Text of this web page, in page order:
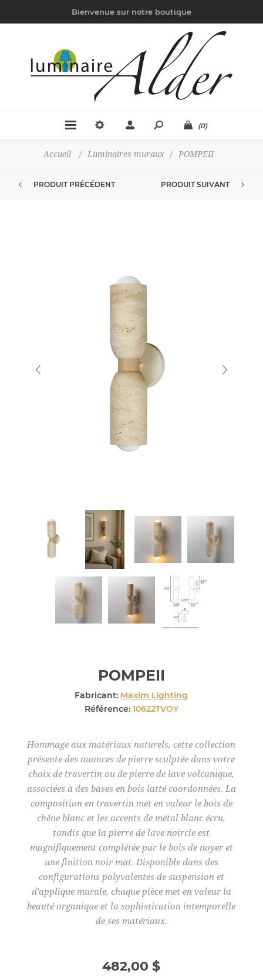
Bienvenue sur notre boutique
(0)
Accueil / Luminaires muraux / POMPEII
PRODUIT PRÉCÉDENT PRODUIT SUIVANT
POMPEII
Fabricant: Maxim Lighting
Référence: 10622TVOY
Hommage aux matériaux naturels, cette collection
présente des nuances de pierre sculptée dans votre
choix de travertin ou de pierre de lave volcanique,
associées à des bases en bois latté coordonnées. La
composition en travertin met en valeur le bois de
chêne blanc et les accents de métal blanc écru,
tandis que la pierre de lave noircie est
magnifiquement complétée par le bois de noyer et
une finition noir mat. Disponible dans des
configurations polyvalentes de suspension et
d'applique murale, chaque pièce met en valeur la
beauté organique et la sophistication intemporelle
de ses matériaux.
482,00 $